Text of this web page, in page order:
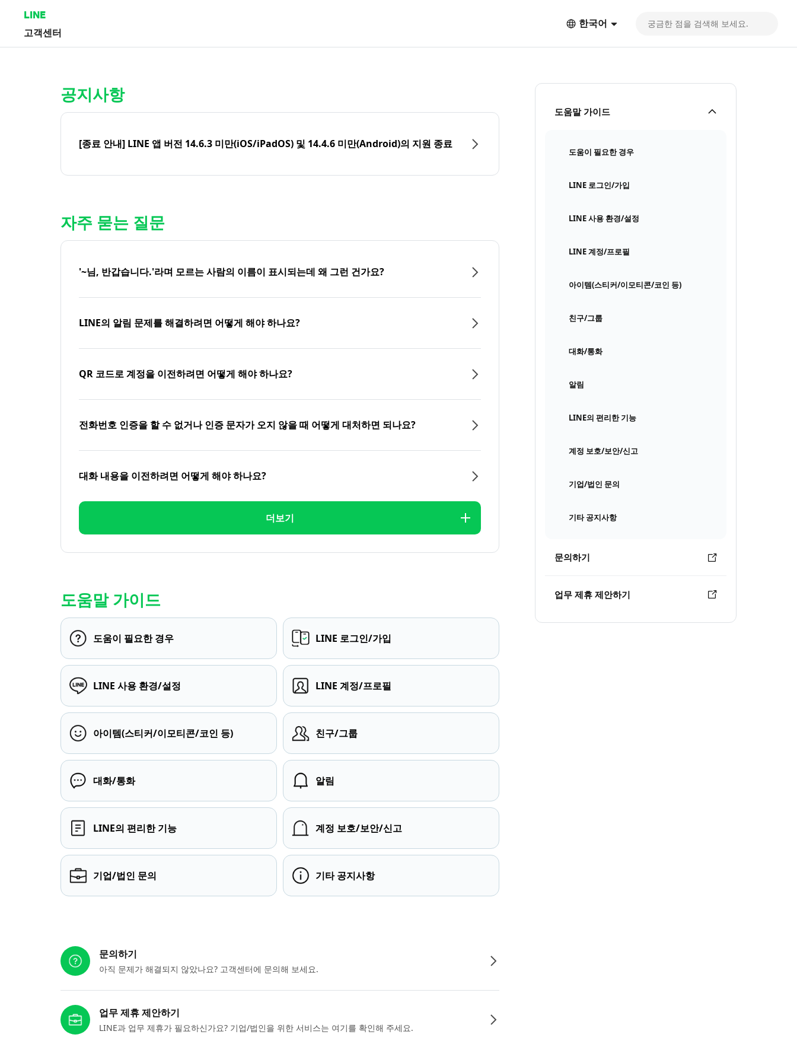
LINE
고객센터
한국어
도움말 가이드
도움이 필요한 경우
LINE 로그인/가입
LINE 사용 환경/설정
LINE 계정/프로필
아이템(스티커/이모티콘/코인 등)
친구/그룹
대화/통화
알림
LINE의 편리한 기능
계정 보호/보안/신고
기업/법인 문의
기타 공지사항
문의하기
업무 제휴 제안하기
공지사항
[종료 안내] LINE 앱 버전 14.6.3 미만(iOS/iPadOS) 및 14.4.6 미만(Android)의 지원 종료
자주 묻는 질문
'~님, 반갑습니다.'라며 모르는 사람의 이름이 표시되는데 왜 그런 건가요?
LINE의 알림 문제를 해결하려면 어떻게 해야 하나요?
QR 코드로 계정을 이전하려면 어떻게 해야 하나요?
전화번호 인증을 할 수 없거나 인증 문자가 오지 않을 때 어떻게 대처하면 되나요?
대화 내용을 이전하려면 어떻게 해야 하나요?
더보기
도움말 가이드
도움이 필요한 경우 LINE 로그인/가입
LINE 사용 환경/설정 LINE 계정/프로필
아이템(스티커/이모티콘/코인 등) 친구/그룹
대화/통화 알림
LINE의 편리한 기능 계정 보호/보안/신고
기업/법인 문의 기타 공지사항
문의하기
아직 문제가 해결되지 않았나요? 고객센터에 문의해 보세요.
업무 제휴 제안하기
LINE과 업무 제휴가 필요하신가요? 기업/법인을 위한 서비스는 여기를 확인해 주세요.